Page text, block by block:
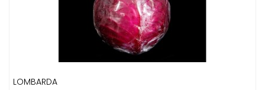
LOMBARDA